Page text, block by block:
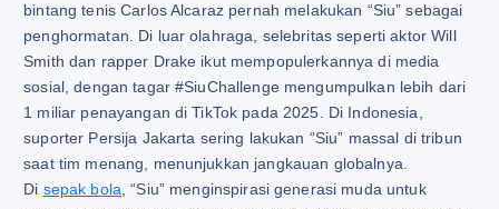
bintang tenis Carlos Alcaraz pernah melakukan “Siu” sebagai
penghormatan. Di luar olahraga, selebritas seperti aktor Will
Smith dan rapper Drake ikut mempopulerkannya di media
sosial, dengan tagar #SiuChallenge mengumpulkan lebih dari
1 miliar penayangan di TikTok pada 2025. Di Indonesia,
suporter Persija Jakarta sering lakukan “Siu” massal di tribun
saat tim menang, menunjukkan jangkauan globalnya.
Di sepak bola , “Siu” menginspirasi generasi muda untuk